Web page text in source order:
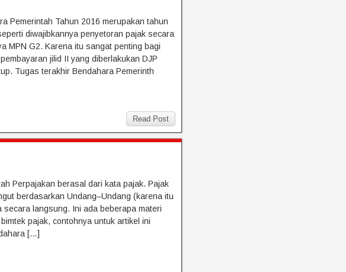
Pemerintah Tahun 2016 merupakan tahun
diwajibkannya penyetoran pajak secara
MPN G2. Karena itu sangat penting bagi
jilid II yang diberlakukan DJP
Tugas terakhir Bendahara Pemerinth
Read Post
Perpajakan berasal dari kata pajak. Pajak
berdasarkan Undang–Undang (karena itu
langsung. Ini ada beberapa materi
pajak, contohnya untuk artikel ini
[…]